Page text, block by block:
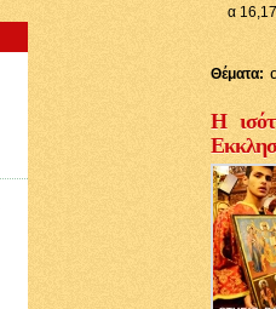
α 16,17
Θέματα:
Η